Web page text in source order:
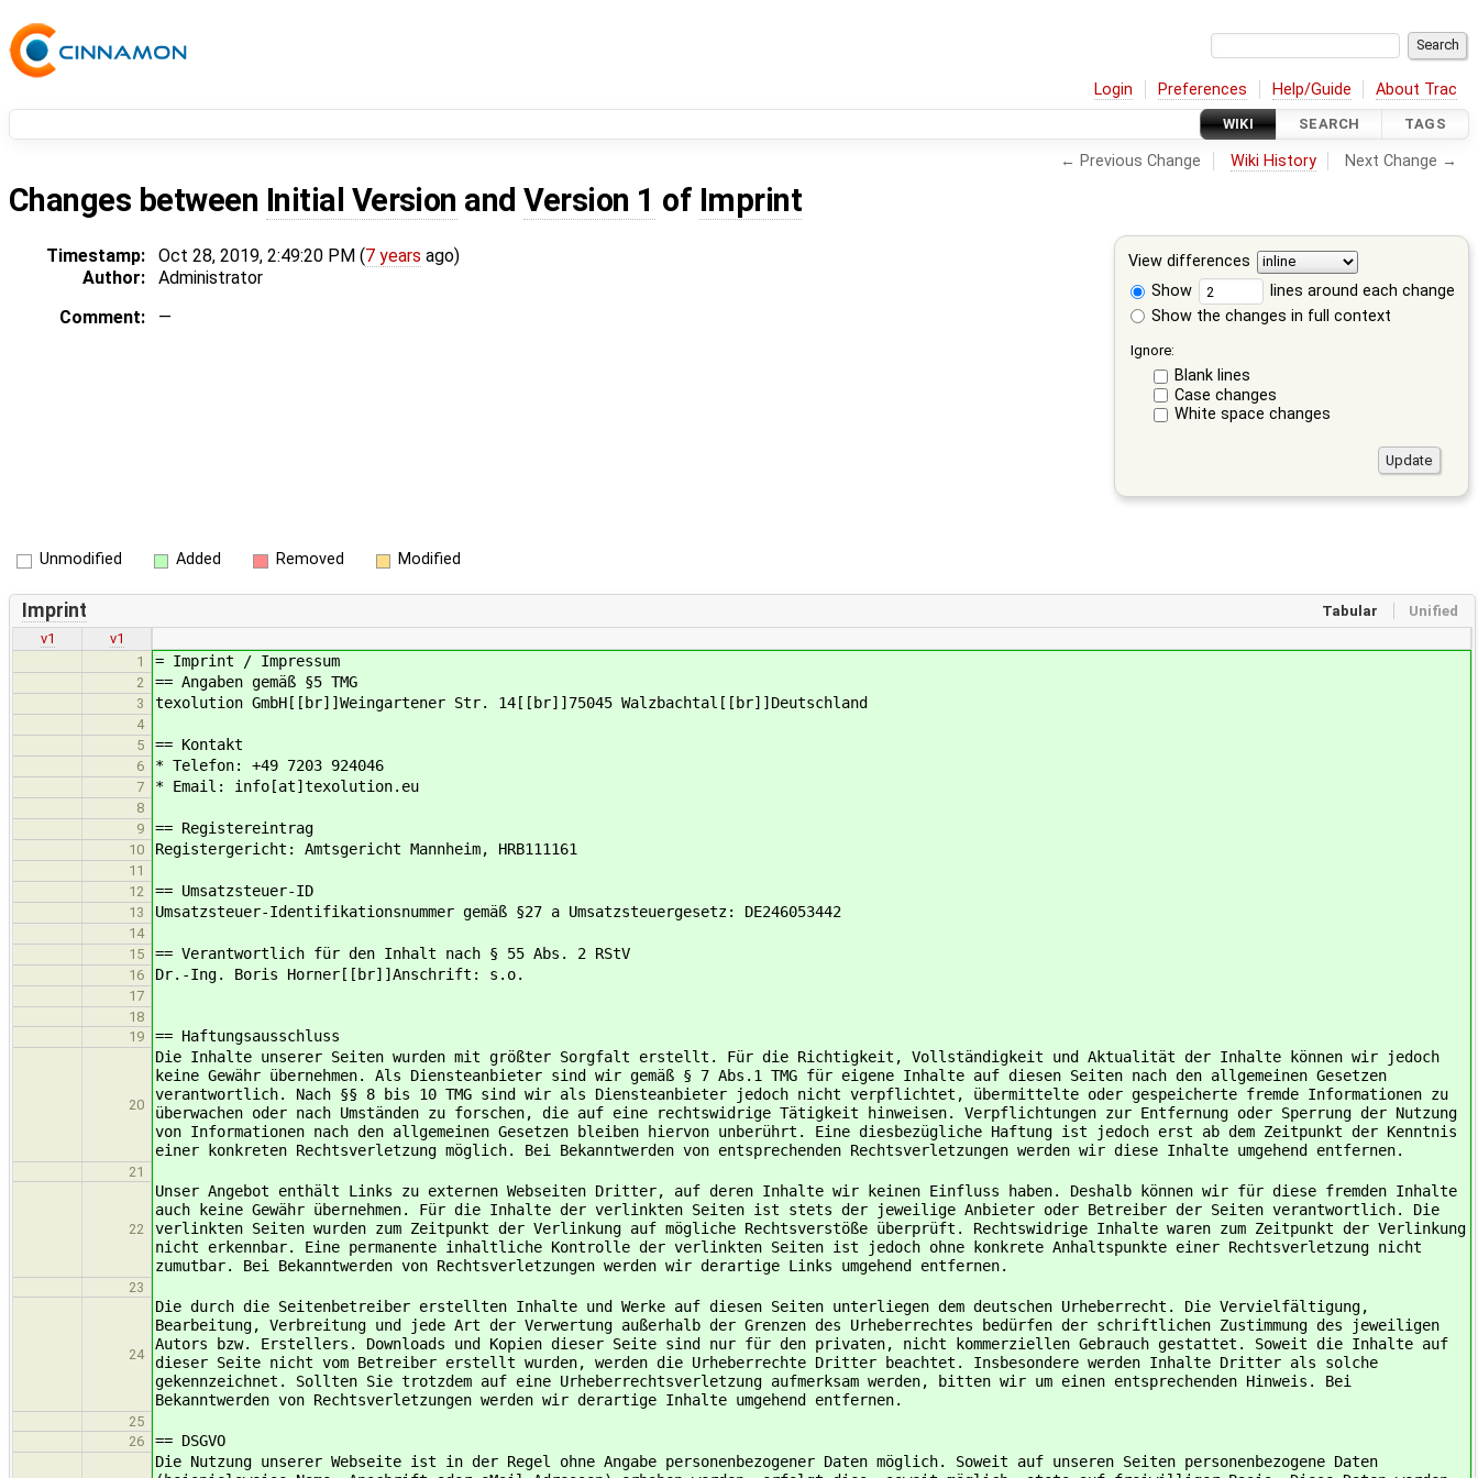
Login Preferences Help/Guide About Trac
WIKI SEARCH TAGS
← Previous Change Wiki History Next Change →
Changes between Initial Version andVersion 1 of Imprint
View differences
Show
lines around each change
Show the changes in full context
Ignore:
Blank lines
Case changes
White space changes
Timestamp: Oct 28, 2019, 2:49:20 PM (7 years ago)
Author:
Administrator
Comment:
—
Unmodified Added Removed Modified
Tabular Unified
Imprint
v1
v1
1
= Imprint / Impressum
2 == Angaben gemäß §5 TMG
3 texolution GmbH[[br]]Weingartener Str. 14[[br]]75045 Walzbachtal[[br]]Deutschland
4
5
== Kontakt
6 * Telefon: +49 7203 924046
7 * Email: info[at]texolution.eu
8
9
== Registereintrag
10 Registergericht: Amtsgericht Mannheim, HRB111161
11
12
== Umsatzsteuer-ID
13 Umsatzsteuer-Identifikationsnummer gemäß §27 a Umsatzsteuergesetz: DE246053442
14
15
== Verantwortlich für den Inhalt nach § 55 Abs. 2 RStV
16 Dr.-Ing. Boris Horner[[br]]Anschrift: s.o.
17
18
19
== Haftungsausschluss
20
Die Inhalte unserer Seiten wurden mit größter Sorgfalt erstellt. Für die Richtigkeit, Vollständigkeit und Aktualität der Inhalte können wir jedoch
keine Gewähr übernehmen. Als Diensteanbieter sind wir gemäß § 7 Abs.1 TMG für eigene Inhalte auf diesen Seiten nach den allgemeinen Gesetzen
verantwortlich. Nach §§ 8 bis 10 TMG sind wir als Diensteanbieter jedoch nicht verpflichtet, übermittelte oder gespeicherte fremde Informationen zu
überwachen oder nach Umständen zu forschen, die auf eine rechtswidrige Tätigkeit hinweisen. Verpflichtungen zur Entfernung oder Sperrung der Nutzung
von Informationen nach den allgemeinen Gesetzen bleiben hiervon unberührt. Eine diesbezügliche Haftung ist jedoch erst ab dem Zeitpunkt der Kenntnis
einer konkreten Rechtsverletzung möglich. Bei Bekanntwerden von entsprechenden Rechtsverletzungen werden wir diese Inhalte umgehend entfernen.
21
22
Unser Angebot enthält Links zu externen Webseiten Dritter, auf deren Inhalte wir keinen Einfluss haben. Deshalb können wir für diese fremden Inhalte
auch keine Gewähr übernehmen. Für die Inhalte der verlinkten Seiten ist stets der jeweilige Anbieter oder Betreiber der Seiten verantwortlich. Die
verlinkten Seiten wurden zum Zeitpunkt der Verlinkung auf mögliche Rechtsverstöße überprüft. Rechtswidrige Inhalte waren zum Zeitpunkt der Verlinkung
nicht erkennbar. Eine permanente inhaltliche Kontrolle der verlinkten Seiten ist jedoch ohne konkrete Anhaltspunkte einer Rechtsverletzung nicht
zumutbar. Bei Bekanntwerden von Rechtsverletzungen werden wir derartige Links umgehend entfernen.
23
24
Die durch die Seitenbetreiber erstellten Inhalte und Werke auf diesen Seiten unterliegen dem deutschen Urheberrecht. Die Vervielfältigung,
Bearbeitung, Verbreitung und jede Art der Verwertung außerhalb der Grenzen des Urheberrechtes bedürfen der schriftlichen Zustimmung des jeweiligen
Autors bzw. Erstellers. Downloads und Kopien dieser Seite sind nur für den privaten, nicht kommerziellen Gebrauch gestattet. Soweit die Inhalte auf
dieser Seite nicht vom Betreiber erstellt wurden, werden die Urheberrechte Dritter beachtet. Insbesondere werden Inhalte Dritter als solche
gekennzeichnet. Sollten Sie trotzdem auf eine Urheberrechtsverletzung aufmerksam werden, bitten wir um einen entsprechenden Hinweis. Bei
Bekanntwerden von Rechtsverletzungen werden wir derartige Inhalte umgehend entfernen.
25
26
== DSGVO
Die Nutzung unserer Webseite ist in der Regel ohne Angabe personenbezogener Daten möglich. Soweit auf unseren Seiten personenbezogene Daten